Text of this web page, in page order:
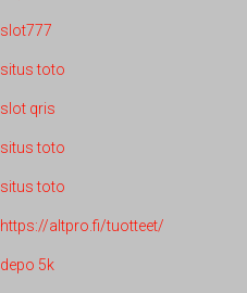
slot777
situs toto
slot qris
situs toto
situs toto
https://altpro.fi/tuotteet/
depo 5k